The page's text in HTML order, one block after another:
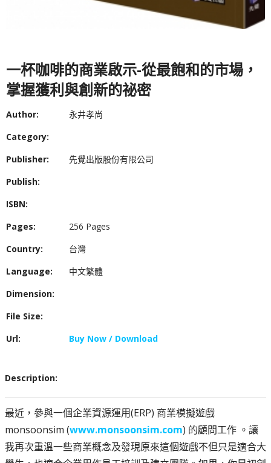
一杯咖啡的商業啟示-從最飽和的市場，
掌握獲利與創新的祕密
Author:
永井孝尚
Category:
Publisher:
先覺出版股份有限公司
Publish:
ISBN:
Pages:
256 Pages
Country:
台灣
Language:
中文繁體
Dimension:
File Size:
Url:
Buy Now / Download
Description:
最近，參與一個企業資源運用(ERP) 商業模擬遊戲
monsoonsim (www.monsoonsim.com) 的顧問工作 。讓
我再次重溫一些商業概念及發現原來這個遊戲不但只是適合大